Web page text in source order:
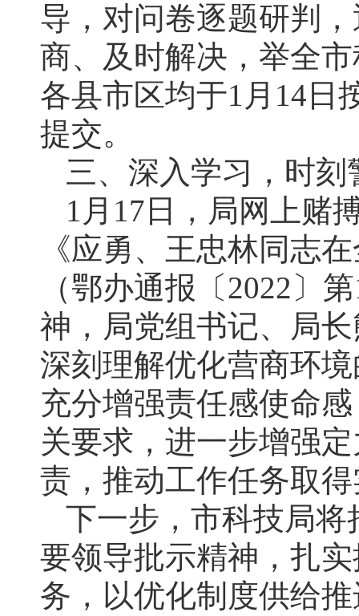
导，对问卷逐题研判
商、及时解决，举全
各县市区均于1月14日
提交。
三、深入学习，时刻
1月17日，局网上赌
《应勇、王忠林同志
（鄂办通报〔2022〕
神，局党组书记、局
深刻理解优化营商环
充分增强责任感使命
关要求，进一步增强
责，推动工作任务取
下一步，市科技局
要领导批示精神，扎
务，以优化制度供给